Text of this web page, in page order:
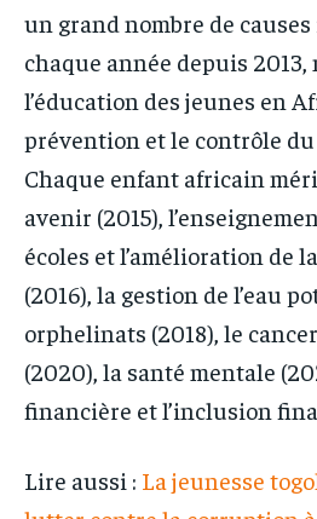
un grand nombre de
chaque année depuis
l’éducation des jeunes en
prévention et le contrôle du
Chaque enfant africain
avenir (2015),
écoles et l’amélioration de
(2016), la gestion de l’eau
orphelinats (2018), le
(2020), la santé mentale
financière et l’inclusion
Lire aussi : La jeunesse